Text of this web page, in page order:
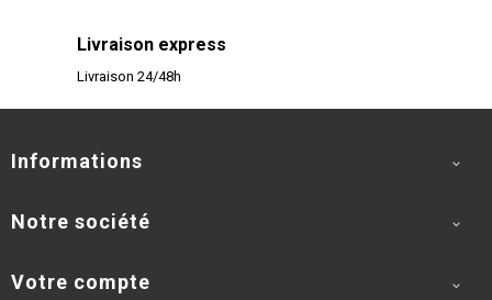
Livraison express
Livraison 24/48h
Informations 
Notre société 
Votre compte 